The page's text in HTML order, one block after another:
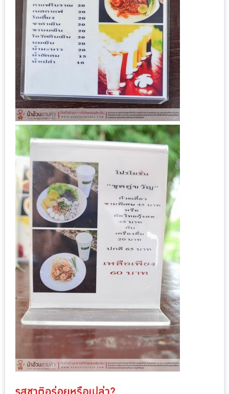
คุ้ม
ครบ
จบ
ที่
เดียว
FAIR
2017
เชียงใหม่
เต็ม
กับ
แผนที่
ร้าน
หมู
กระทะ
ทั่ว
เชียงใหม่
งบ
ไม่
ปลาย
อิ่ม
ลล์
เกิน